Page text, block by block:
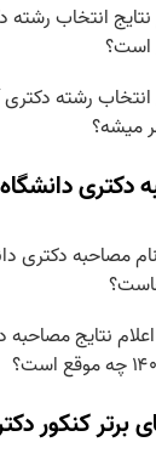
است؟
میشه؟
دانشگاه
نتایج مصاحبه
برتر کنکور دکتری